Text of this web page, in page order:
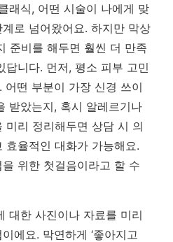
래식, 어떤 시술이 나에게 맞
로 넘어왔어요. 하지만 막상
준비를 해두면 훨씬 더 만족
답니다. 먼저, 평소 피부 고민
어떤 부분이 가장 신경 쓰이
받았는지, 혹시 알레르기나
미리 정리해두면 상담 시 의
효율적인 대화가 가능해요.
위한 첫걸음이라고 할 수
대한 사진이나 자료를 미리
에요. 막연하게 ‘좋아지고